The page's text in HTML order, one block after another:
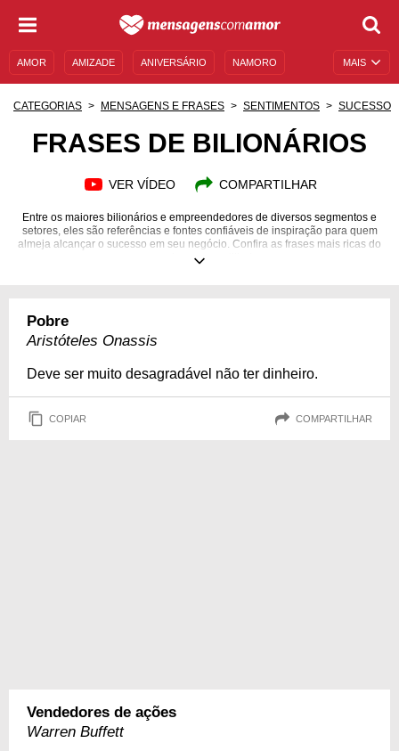
MAIS
AMOR AMIZADE ANIVERSÁRIO NAMORO
CATEGORIAS MENSAGENS E FRASES SENTIMENTOS SUCESSO
FRASES DE BILIONÁRIOS
VER VÍDEO COMPARTILHAR
Entre os maiores bilionários e empreendedores de diversos segmentos e
setores, eles são referências e fontes confiáveis de inspiração para quem
almeja alcançar o sucesso em seu negócio. Confira as frases mais ricas do
mundo e compartilhe!
Pobre
Aristóteles Onassis
Deve ser muito desagradável não ter dinheiro.
COPIAR COMPARTILHAR
Vendedores de ações
Warren Buffett